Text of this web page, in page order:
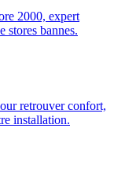
2000, expert
stores bannes.
retrouver confort,
installation.